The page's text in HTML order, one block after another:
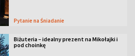
Pytanie na Śniadanie
Biżuteria – idealny prezent na Mikołajki i
pod choinkę